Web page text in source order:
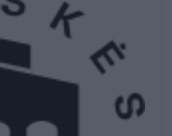
, de Coconut Milk Stout